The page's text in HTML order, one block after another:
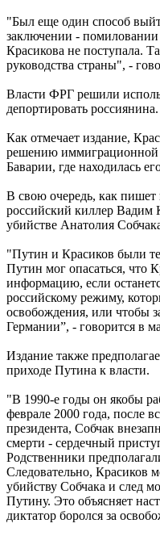
"Был еще один способ
заключении - помиловании
Красикова не поступала.
руководства страны", -
Власти ФРГ решили
депортировать россиянина.
Как отмечает издание,
решению
Баварии, где находилась
В свою очередь, как пишет
российский киллер Вадим
убийстве Анатолия
"Путин и Красиков были
Путин мог опасаться, что
информацию, если
российскому режиму,
освобождения, или чтобы
Германии”, - говорится в
Издание также
приходе Путина к власти.
"В 1990-е годы он якобы
феврале 2000 года, после
президента, Собчак
смерти - сердечный
Родственники
Следовательно, Красиков
убийству Собчака и след
Путину. Это объясняет
диктатор боролся за